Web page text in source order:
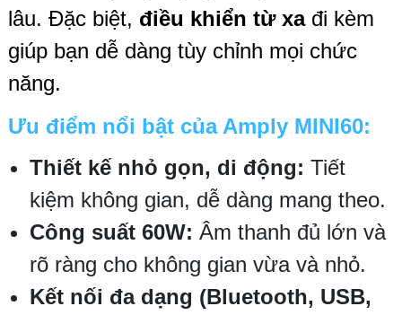
lâu. Đặc biệt, điều khiển từ xađi kèm
giúp bạn dễ dàng tùy chỉnh mọi chức
năng.
Ưu điểm nổi bật của Amply MINI60:
Thiết kế nhỏ gọn, di động: Tiết
kiệm không gian, dễ dàng mang theo.
Công suất 60W: Âm thanh đủ lớn và
rõ ràng cho không gian vừa và nhỏ.
Kết nối đa dạng (Bluetooth, USB,